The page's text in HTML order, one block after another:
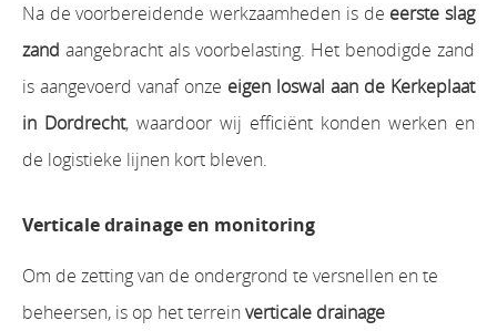
Na de voorbereidende werkzaamheden is de eerste slag
zand aangebracht als voorbelasting. Het benodigde zand
is aangevoerd vanaf onze eigen loswal aan de Kerkeplaat
in Dordrecht, waardoor wij efficiënt konden werken en
de logistieke lijnen kort bleven.
Verticale drainage en monitoring
Om de zetting van de ondergrond te versnellen en te
beheersen, is op het terrein verticale drainage